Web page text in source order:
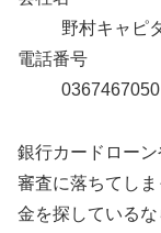
野村キャピ
電話番号
0367467050
銀行カードローン
審査に落ちてし
金を探している